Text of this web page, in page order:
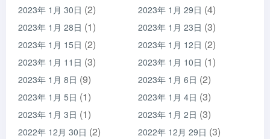
2023年 1月 30日 (2) 2023年 1月 29日 (4)
2023年 1月 28日 (1) 2023年 1月 23日 (3)
2023年 1月 15日 (2) 2023年 1月 12日 (2)
2023年 1月 11日 (3) 2023年 1月 10日 (1)
2023年 1月 8日 (9) 2023年 1月 6日 (2)
2023年 1月 5日 (1) 2023年 1月 4日 (3)
2023年 1月 3日 (1) 2023年 1月 2日 (3)
2022年 12月 30日 (2) 2022年 12月 29日 (3)